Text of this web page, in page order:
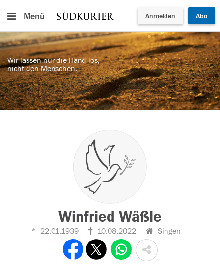
Menü Anmelden Abo
Wir lassen nur die Hand los,
nicht den Menschen.
Winfried Wäßle
22.01.1939 10.08.2022 Singen